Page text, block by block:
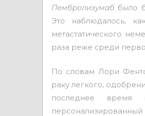
Пембролизумаб было
Это наблюдалось,
метастатического
раза реже среди
По словам Лори
раку легкого,
последнее время
персонализированный